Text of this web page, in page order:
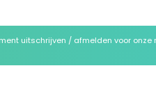
uitschrijven / afmelden voor onze